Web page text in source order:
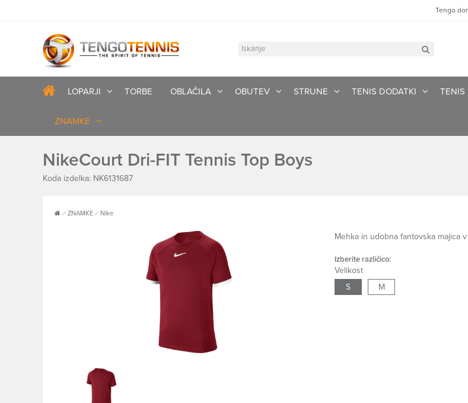
Tengo
LOPARJI TORBE OBLAČILA OBUTEV STRUNE TENIS DODATKI TENIS
ZNAMKE
NikeCourt Dri-FIT Tennis Top Boys
Koda izdelka: NK6131687
ZNAMKE Nike
Mehka in udobna fantovska majica
Izberite različico:
Velikost
S
M